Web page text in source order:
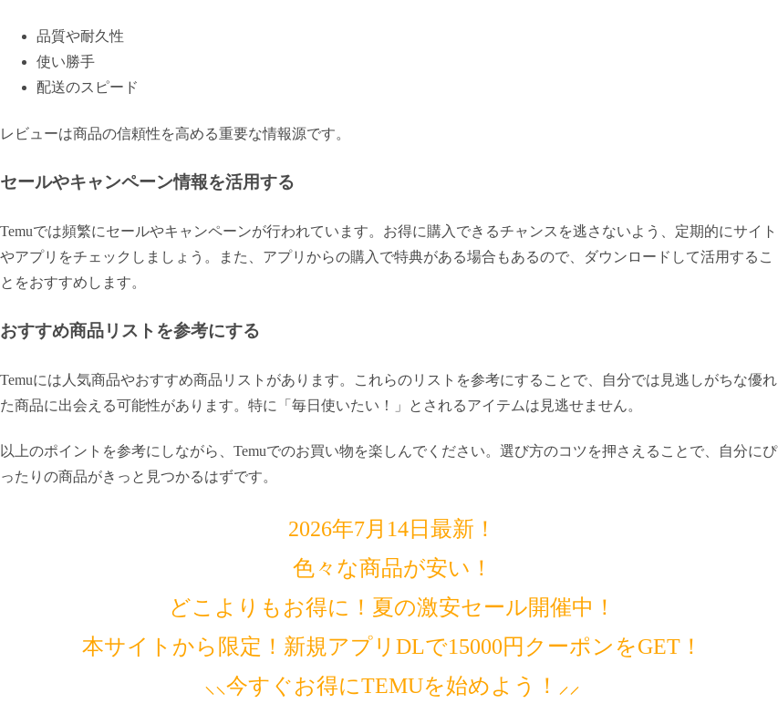
品質や耐久性
使い勝手
配送のスピード
レビューは商品の信頼性を高める重要な情報源です。
セールやキャンペーン情報を活用する
Temuでは頻繁にセールやキャンペーンが行われています。お得に購入できるチャンスを逃さないよう、定期的にサイト
やアプリをチェックしましょう。また、アプリからの購入で特典がある場合もあるので、ダウンロードして活用するこ
とをおすすめします。
おすすめ商品リストを参考にする
Temuには人気商品やおすすめ商品リストがあります。これらのリストを参考にすることで、自分では見逃しがちな優れ
た商品に出会える可能性があります。特に「毎日使いたい！」とされるアイテムは見逃せません。
以上のポイントを参考にしながら、Temuでのお買い物を楽しんでください。選び方のコツを押さえることで、自分にぴ
ったりの商品がきっと見つかるはずです。
2026年7月14日最新！
色々な商品が安い！
どこよりもお得に！夏の激安セール開催中！
本サイトから限定！新規アプリDLで15000円クーポンをGET！
⸜⸜今すぐお得にTEMUを始めよう！⸝⸝